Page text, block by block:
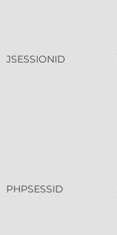
JSESSIONID
PHPSESSID